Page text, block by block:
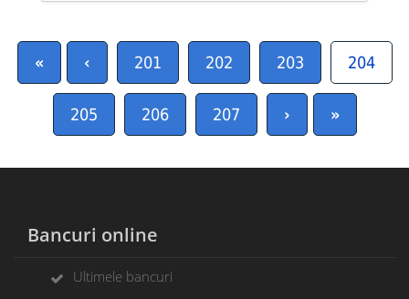
« ‹ 201 202 203 204
205 206 207 › »
Bancuri online
Ultimele bancuri